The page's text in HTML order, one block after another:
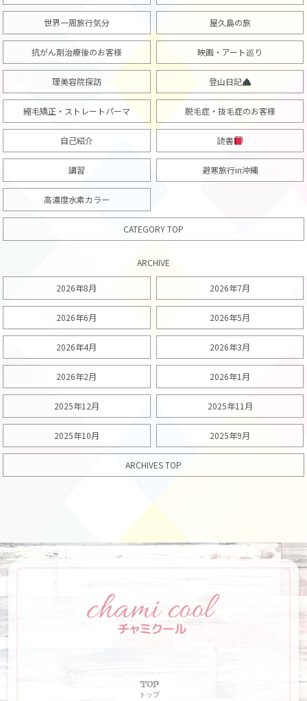
世界一周旅行気分 屋久島の旅
抗がん剤治療後のお客様 映画・アート巡り
理美容院探訪 登山日記
縮毛矯正・ストレートパーマ 脱毛症・抜毛症のお客様
自己紹介 読書
講習 避寒旅行in沖縄
高濃度水素カラー
CATEGORY TOP
ARCHIVE
2026年8月 2026年7月
2026年6月 2026年5月
2026年4月 2026年3月
2026年2月 2026年1月
2025年12月 2025年11月
2025年10月 2025年9月
ARCHIVES TOP
TOP
トップ